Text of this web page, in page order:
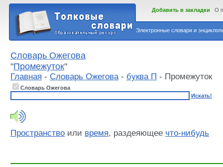
Электронные словари и
Добавить в закладки О
Словарь Ожегова
"Промежуток"
Главная - Словарь Ожегова- буква П - Промежуток
Словарь Ожегова
Искать!
Пространство или время, раздеяющее что-нибудь